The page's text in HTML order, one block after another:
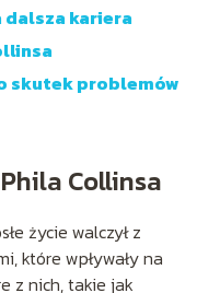
dalsza kariera
skutek problemów
Collinsa
życie walczył z
które wpływały na
z nich, takie jak